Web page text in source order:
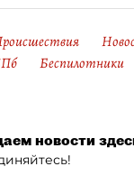
Беспилотники
новости